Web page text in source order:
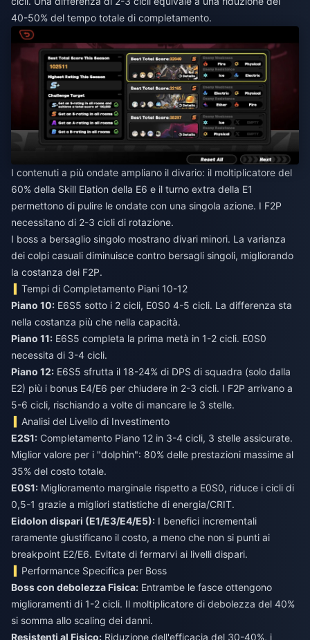
40-50% del tempo totale di completamento.
I contenuti a più ondate ampliano il divario: il moltiplicatore del
60% della Skill Elation della E6 e il turno extra della E1
permettono di pulire le ondate con una singola azione. I F2P
necessitano di 2-3 cicli di rotazione.
I boss a bersaglio singolo mostrano divari minori. La varianza
dei colpi casuali diminuisce contro bersagli singoli, migliorando
la costanza dei F2P.
Tempi di Completamento Piani 10-12
Piano 10: E6S5 sotto i 2 cicli, E0S0 4-5 cicli. La differenza sta
nella costanza più che nella capacità.
Piano 11: E6S5 completa la prima metà in 1-2 cicli. E0S0
necessita di 3-4 cicli.
Piano 12: E6S5 sfrutta il 18-24% di DPS di squadra (solo dalla
E2) più i bonus E4/E6 per chiudere in 2-3 cicli. I F2P arrivano a
5-6 cicli, rischiando a volte di mancare le 3 stelle.
Analisi del Livello di Investimento
E2S1: Completamento Piano 12 in 3-4 cicli, 3 stelle assicurate.
Miglior valore per i "dolphin": 80% delle prestazioni massime al
35% del costo totale.
E0S1: Miglioramento marginale rispetto a E0S0, riduce i cicli di
0,5-1 grazie a migliori statistiche di energia/CRIT.
Eidolon dispari (E1/E3/E4/E5): I benefici incrementali
raramente giustificano il costo, a meno che non si punti ai
breakpoint E2/E6. Evitate di fermarvi ai livelli dispari.
Performance Specifica per Boss
Boss con debolezza Fisica: Entrambe le fasce ottengono
miglioramenti di 1-2 cicli. Il moltiplicatore di debolezza del 40%
si somma allo scaling dei danni.
Resistenti al Fisico: Riduzione dell'efficacia del 30-40%, i